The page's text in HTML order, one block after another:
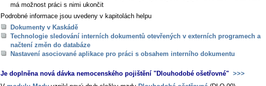
má možnost práci s nimi ukončit
Podrobné informace jsou uvedeny v kapitolách helpu
Dokumenty v Kaskádě
Technologie sledování interních dokumentů otevřených v externích programech a
načtení změn do databáze
Nastavení asociované aplikace pro práci s obsahem interního dokumentu
Je doplněna nová dávka nemocenského pojištění "Dlouhodobé ošetřovné" >>>